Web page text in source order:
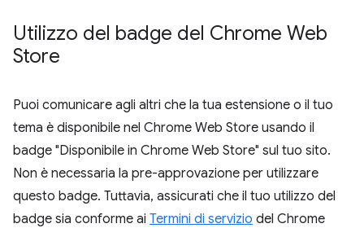
Utilizzo del badge del Chrome Web
Store
Puoi comunicare agli altri che la tua estensione o il tuo
tema è disponibile nel Chrome Web Store usando il
badge "Disponibile in Chrome Web Store" sul tuo sito.
Non è necessaria la pre-approvazione per utilizzare
questo badge. Tuttavia, assicurati che il tuo utilizzo del
badge sia conforme ai Termini di servizio del Chrome